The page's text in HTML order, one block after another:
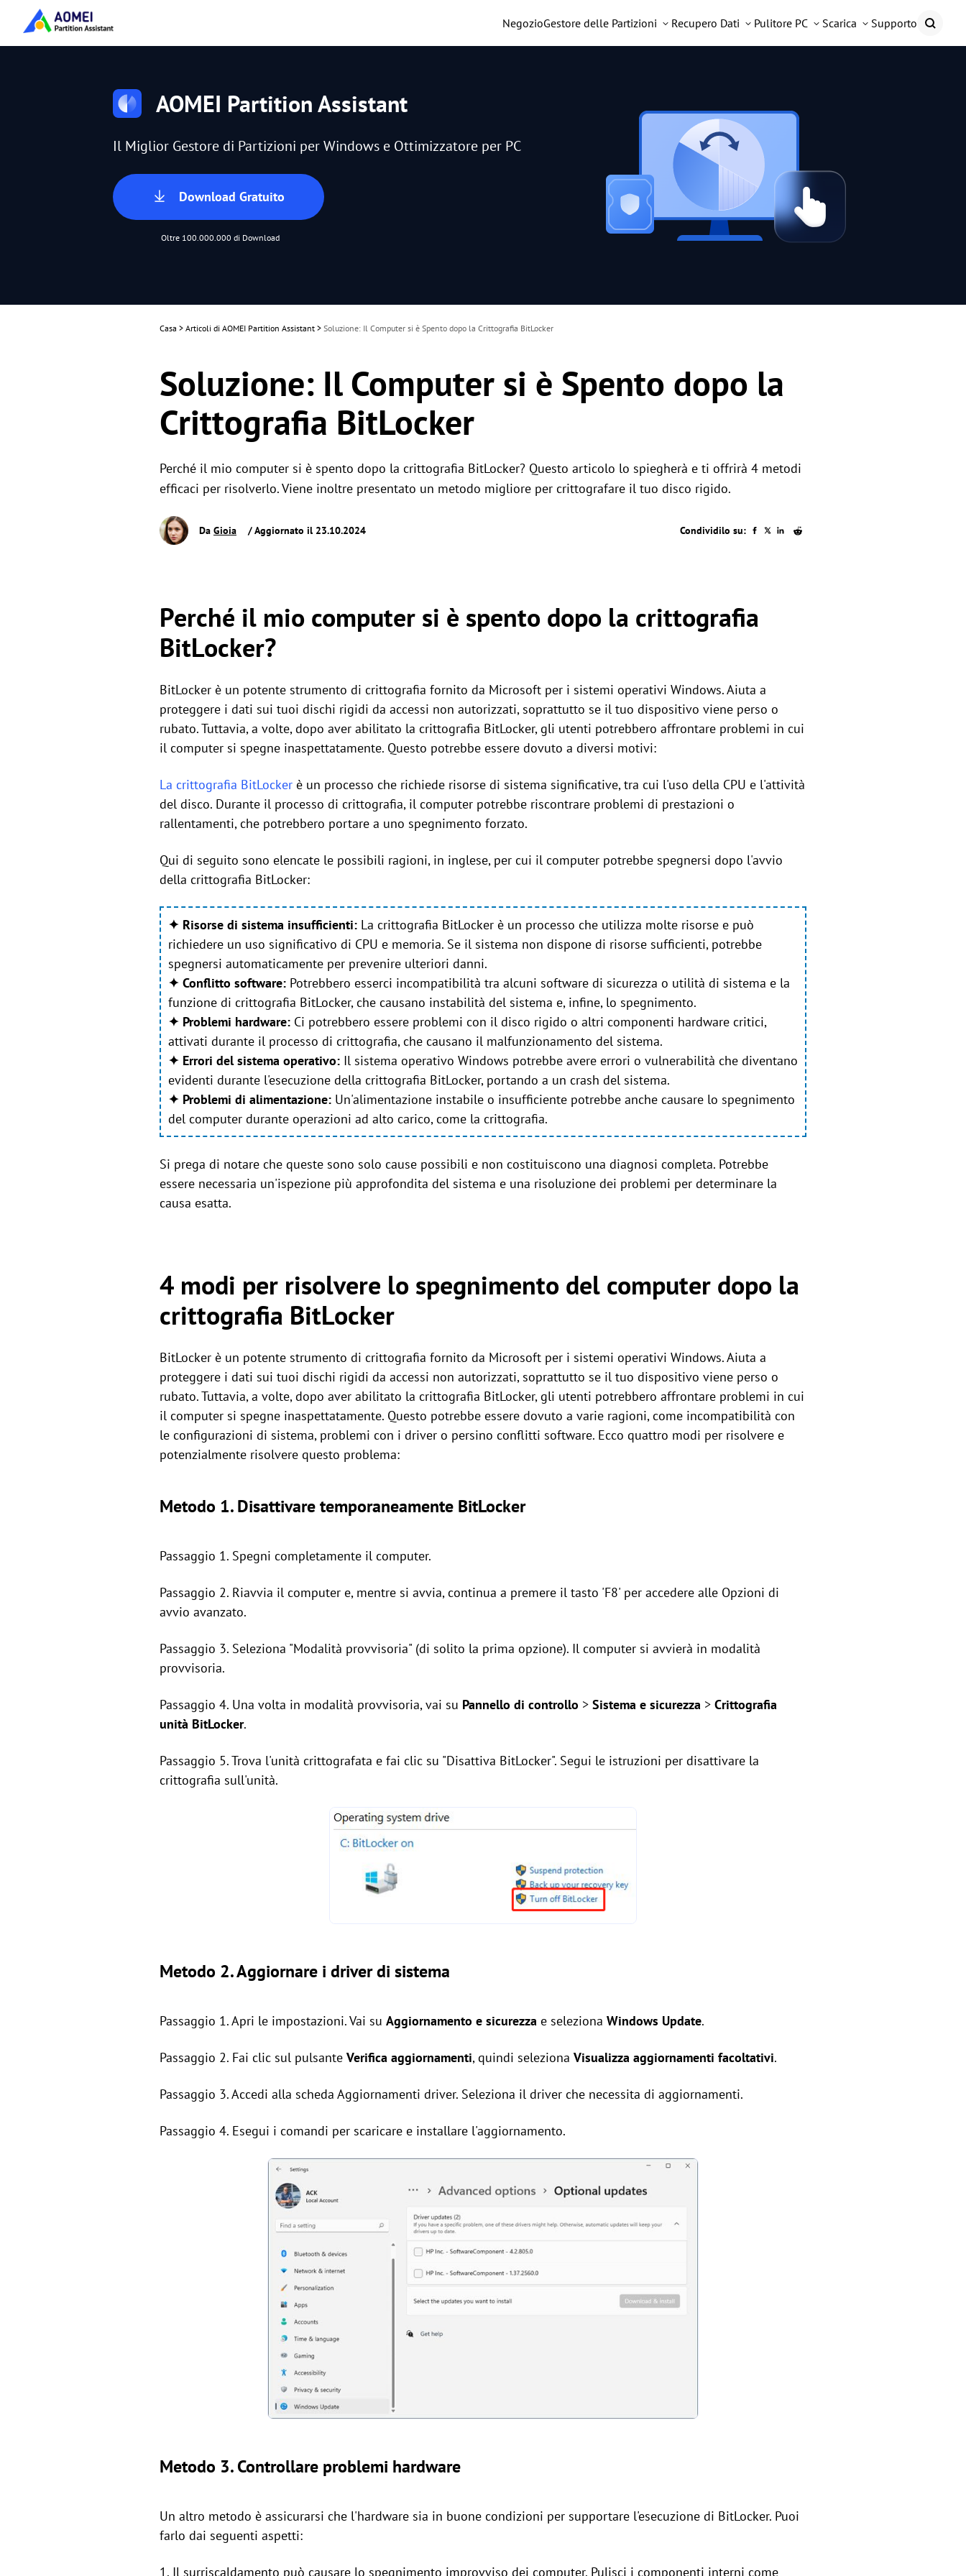
NegozioGestore delle Partizioni Recupero Dati Pulitore PC Scarica Supporto
AOMEI Partition Assistant
Il Miglior Gestore di Partizioni per Windows e Ottimizzatore per PC
Download Gratuito
Oltre 100.000.000 di Download
Casa > Articoli di AOMEI Partition Assistant > Soluzione: Il Computer si è Spento dopo la Crittografia BitLocker
Soluzione: Il Computer si è Spento dopo la
Crittografia BitLocker
Perché il mio computer si è spento dopo la crittografia BitLocker? Questo articolo lo spiegherà e ti offrirà 4 metodi
efficaci per risolverlo. Viene inoltre presentato un metodo migliore per crittografare il tuo disco rigido.
Da Gioia / Aggiornato il 23.10.2024 Condividilo su:
Perché il mio computer si è spento dopo la crittografia
BitLocker?
BitLocker è un potente strumento di crittografia fornito da Microsoft per i sistemi operativi Windows. Aiuta a
proteggere i dati sui tuoi dischi rigidi da accessi non autorizzati, soprattutto se il tuo dispositivo viene perso o
rubato. Tuttavia, a volte, dopo aver abilitato la crittografia BitLocker, gli utenti potrebbero affrontare problemi in cui
il computer si spegne inaspettatamente. Questo potrebbe essere dovuto a diversi motivi:
La crittografia BitLocker è un processo che richiede risorse di sistema significative, tra cui l'uso della CPU e l'attività
del disco. Durante il processo di crittografia, il computer potrebbe riscontrare problemi di prestazioni o
rallentamenti, che potrebbero portare a uno spegnimento forzato.
Qui di seguito sono elencate le possibili ragioni, in inglese, per cui il computer potrebbe spegnersi dopo l'avvio
della crittografia BitLocker:
✦ Risorse di sistema insufficienti: La crittografia BitLocker è un processo che utilizza molte risorse e può
richiedere un uso significativo di CPU e memoria. Se il sistema non dispone di risorse sufficienti, potrebbe
spegnersi automaticamente per prevenire ulteriori danni.
✦ Conflitto software: Potrebbero esserci incompatibilità tra alcuni software di sicurezza o utilità di sistema e la
funzione di crittografia BitLocker, che causano instabilità del sistema e, infine, lo spegnimento.
✦ Problemi hardware: Ci potrebbero essere problemi con il disco rigido o altri componenti hardware critici,
attivati durante il processo di crittografia, che causano il malfunzionamento del sistema.
✦ Errori del sistema operativo: Il sistema operativo Windows potrebbe avere errori o vulnerabilità che diventano
evidenti durante l'esecuzione della crittografia BitLocker, portando a un crash del sistema.
✦ Problemi di alimentazione: Un'alimentazione instabile o insufficiente potrebbe anche causare lo spegnimento
del computer durante operazioni ad alto carico, come la crittografia.
Si prega di notare che queste sono solo cause possibili e non costituiscono una diagnosi completa. Potrebbe
essere necessaria un'ispezione più approfondita del sistema e una risoluzione dei problemi per determinare la
causa esatta.
4 modi per risolvere lo spegnimento del computer dopo la
crittografia BitLocker
BitLocker è un potente strumento di crittografia fornito da Microsoft per i sistemi operativi Windows. Aiuta a
proteggere i dati sui tuoi dischi rigidi da accessi non autorizzati, soprattutto se il tuo dispositivo viene perso o
rubato. Tuttavia, a volte, dopo aver abilitato la crittografia BitLocker, gli utenti potrebbero affrontare problemi in cui
il computer si spegne inaspettatamente. Questo potrebbe essere dovuto a varie ragioni, come incompatibilità con
le configurazioni di sistema, problemi con i driver o persino conflitti software. Ecco quattro modi per risolvere e
potenzialmente risolvere questo problema:
Metodo 1. Disattivare temporaneamente BitLocker
Passaggio 1. Spegni completamente il computer.
Passaggio 2. Riavvia il computer e, mentre si avvia, continua a premere il tasto 'F8' per accedere alle Opzioni di
avvio avanzato.
Passaggio 3. Seleziona "Modalità provvisoria" (di solito la prima opzione). Il computer si avvierà in modalità
provvisoria.
Passaggio 4. Una volta in modalità provvisoria, vai su Pannello di controllo > Sistema e sicurezza > Crittografia
unità BitLocker.
Passaggio 5. Trova l'unità crittografata e fai clic su "Disattiva BitLocker". Segui le istruzioni per disattivare la
crittografia sull'unità.
Metodo 2. Aggiornare i driver di sistema
Passaggio 1. Apri le impostazioni. Vai su Aggiornamento e sicurezza e seleziona Windows Update.
Passaggio 2. Fai clic sul pulsante Verifica aggiornamenti, quindi seleziona Visualizza aggiornamenti facoltativi.
Passaggio 3. Accedi alla scheda Aggiornamenti driver. Seleziona il driver che necessita di aggiornamenti.
Passaggio 4. Esegui i comandi per scaricare e installare l'aggiornamento.
Metodo 3. Controllare problemi hardware
Un altro metodo è assicurarsi che l'hardware sia in buone condizioni per supportare l'esecuzione di BitLocker. Puoi
farlo dai seguenti aspetti:
1. Il surriscaldamento può causare lo spegnimento improvviso dei computer. Pulisci i componenti interni come